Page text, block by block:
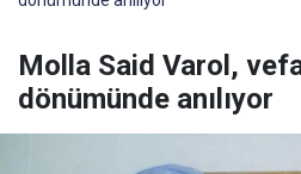
Molla Said Varol,
dönümünde anılıyor